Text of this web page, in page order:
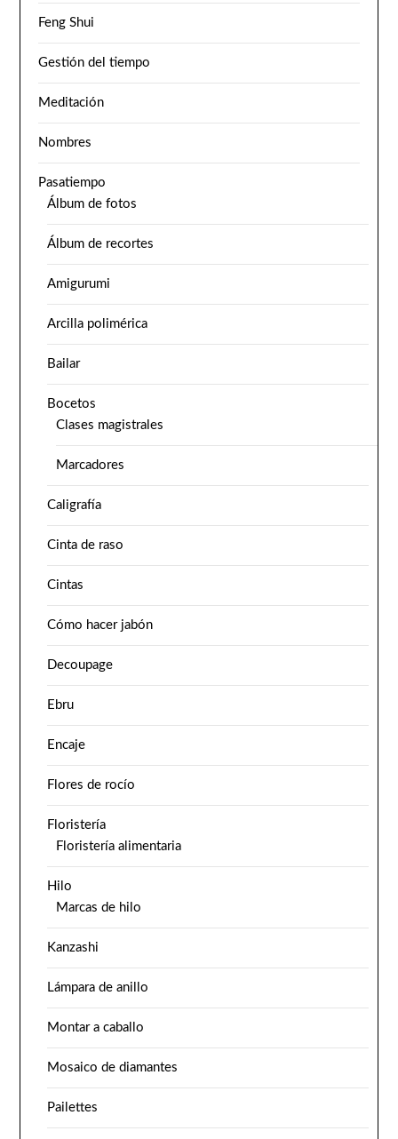
Feng Shui
Gestión del tiempo
Meditación
Nombres
Pasatiempo
Álbum de fotos
Álbum de recortes
Amigurumi
Arcilla polimérica
Bailar
Bocetos
Clases magistrales
Marcadores
Caligrafía
Cinta de raso
Cintas
Cómo hacer jabón
Decoupage
Ebru
Encaje
Flores de rocío
Floristería
Floristería alimentaria
Hilo
Marcas de hilo
Kanzashi
Lámpara de anillo
Montar a caballo
Mosaico de diamantes
Pailettes